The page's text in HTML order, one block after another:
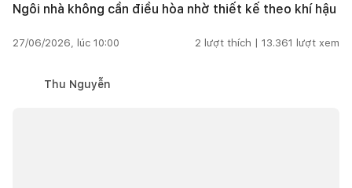
Ngôi nhà không cần điều hòa nhờ thiết kế theo khí hậu
27/06/2026, lúc 10:00 2 lượt thích | 13.361 lượt xem
Thu Nguyễn